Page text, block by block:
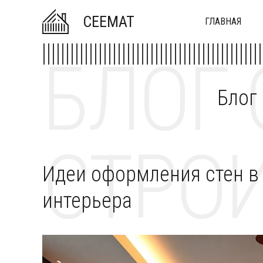
CEEMAT ГЛАВНАЯ
БЛОГ
Идеи оформления стен в
интерьера